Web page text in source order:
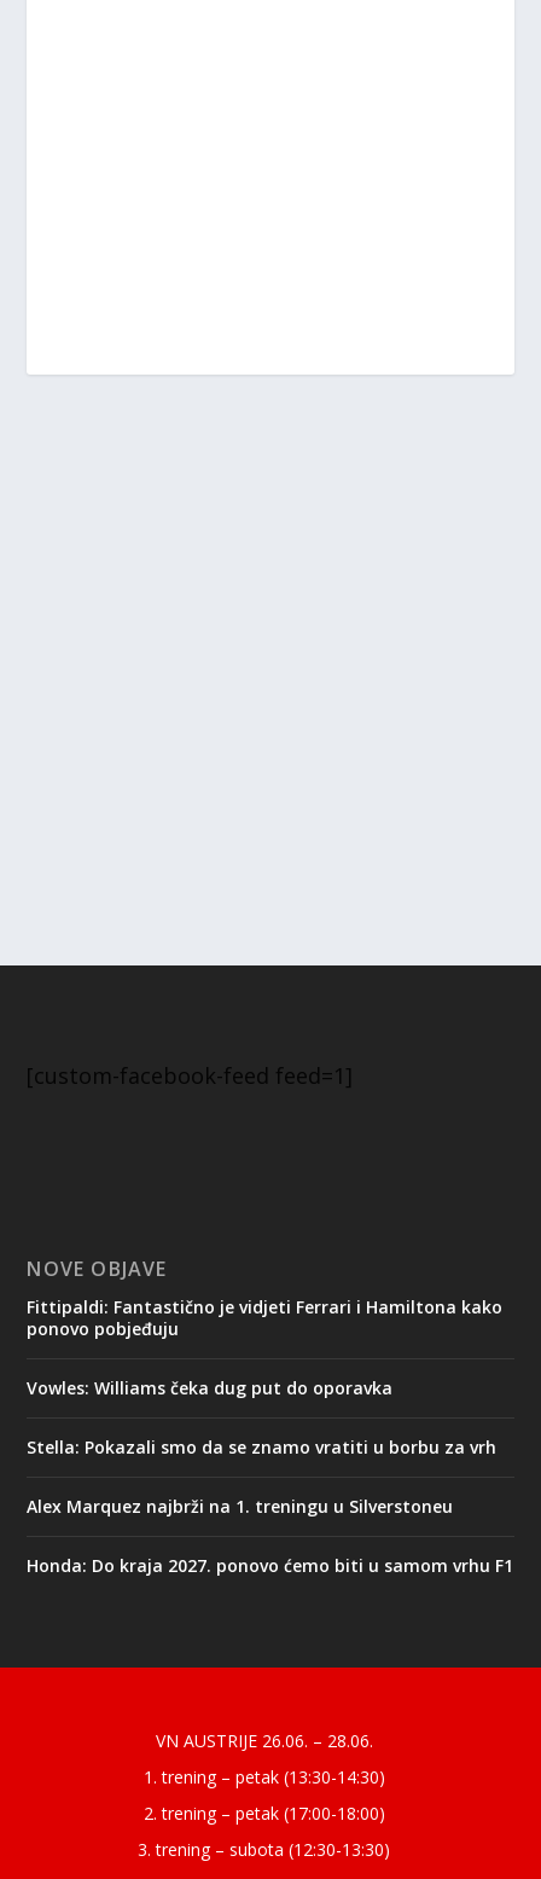
[custom-facebook-feed feed=1]
NOVE OBJAVE
Fittipaldi: Fantastično je vidjeti Ferrari i Hamiltona kako
ponovo pobjeđuju
Vowles: Williams čeka dug put do oporavka
Stella: Pokazali smo da se znamo vratiti u borbu za vrh
Alex Marquez najbrži na 1. treningu u Silverstoneu
Honda: Do kraja 2027. ponovo ćemo biti u samom vrhu F1
VN AUSTRIJE 26.06. – 28.06.
1. trening – petak (13:30-14:30)
2. trening – petak (17:00-18:00)
3. trening – subota (12:30-13:30)